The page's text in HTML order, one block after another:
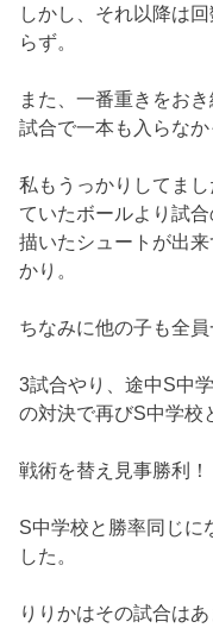
しかし、それ以降は
らず。
また、一番重きをお
試合で一本も入らな
私もうっかりしてま
ていたボールより試
描いたシュートが出
かり。
ちなみに他の子も全
3試合やり、途中S中
の対決で再びS中学校
戦術を替え見事勝利！
S中学校と勝率同じに
した。
りりかはその試合は